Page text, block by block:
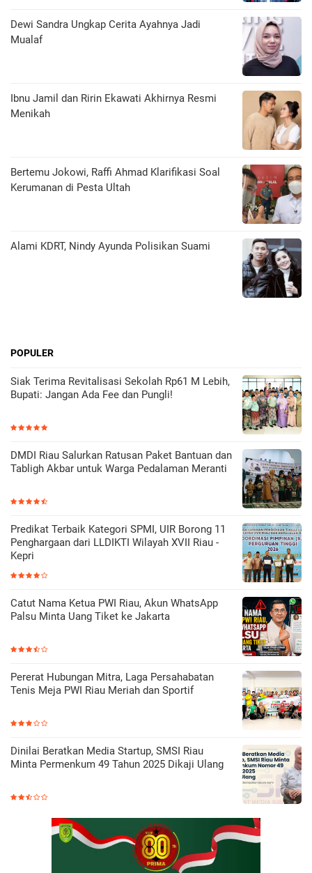
Dewi Sandra Ungkap Cerita Ayahnya Jadi
Mualaf
Ibnu Jamil dan Ririn Ekawati Akhirnya Resmi
Menikah
Bertemu Jokowi, Raffi Ahmad Klarifikasi Soal
Kerumanan di Pesta Ultah
Alami KDRT, Nindy Ayunda Polisikan Suami
POPULER
Siak Terima Revitalisasi Sekolah Rp61 M Lebih,
Bupati: Jangan Ada Fee dan Pungli!
DMDI Riau Salurkan Ratusan Paket Bantuan dan
Tabligh Akbar untuk Warga Pedalaman Meranti
Predikat Terbaik Kategori SPMI, UIR Borong 11
Penghargaan dari LLDIKTI Wilayah XVII Riau -
Kepri
Catut Nama Ketua PWI Riau, Akun WhatsApp
Palsu Minta Uang Tiket ke Jakarta
Pererat Hubungan Mitra, Laga Persahabatan
Tenis Meja PWI Riau Meriah dan Sportif
Dinilai Beratkan Media Startup, SMSI Riau
Minta Permenkum 49 Tahun 2025 Dikaji Ulang